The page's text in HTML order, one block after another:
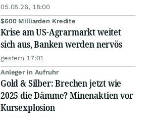
05.08.26, 18:00
$600 Milliarden Kredite
Krise am US-Agrarmarkt weitet
sich aus, Banken werden nervös
gestern 17:01
Anleger in Aufruhr
Gold & Silber: Brechen jetzt wie
2025 die Dämme? Minenaktien vor
Kursexplosion